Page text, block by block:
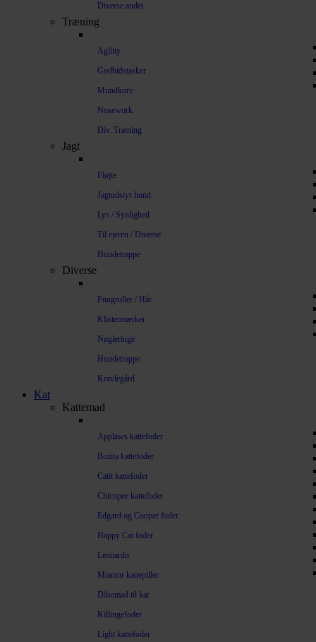
Diverse andet
Træning
Agility
Godbidstasker
Mundkurv
Nosework
Div. Træning
Jagt
Fløjte
Jagtudstyr hund
Lys / Synlighed
Til ejeren / Diverse
Hundetrappe
Diverse
Fnugruller / Hår
Klistermærker
Nøgleringe
Hundetrappe
Kravlegård
Kat
Kattemad
Applaws kattefoder
Bozita kattefoder
Catit kattefoder
Chicopee kattefoder
Edgard og Cooper foder
Happy Cat foder
Leonardo
Miamor kattepiller
Dåsemad til kat
Killingefoder
Light kattefoder